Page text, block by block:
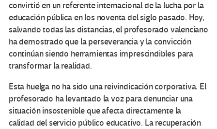
convirtió en un referente internacional de la lucha por la
educación pública en los noventa del siglo pasado. Hoy,
salvando todas las distancias, el profesorado valenciano
ha demostrado que la perseverancia y la convicción
continúan siendo herramientas imprescindibles para
transformar la realidad.
Esta huelga no ha sido una reivindicación corporativa. El
profesorado ha levantado la voz para denunciar una
situación insostenible que afecta directamente la
calidad del servicio público educativo. La recuperación